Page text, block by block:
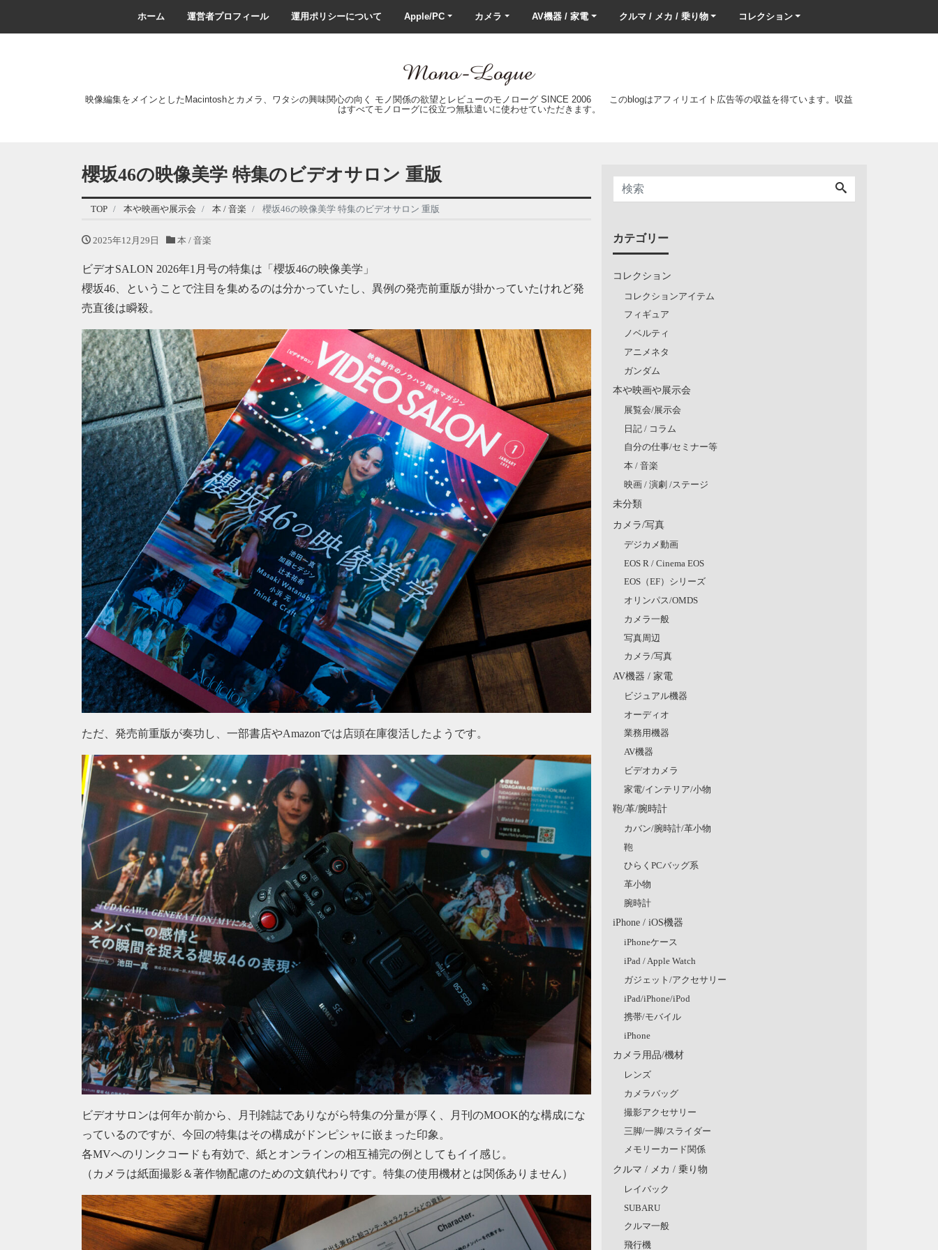
ホーム 運営者プロフィール 運用ポリシーについて Apple/PC カメラ AV機器 / 家電 クルマ / メカ / 乗り物 コレクション
映像編集をメインとしたMacintoshとカメラ、ワタシの興味関心の向く モノ関係の欲望とレビューのモノローグ SINCE 2006 このblogはアフィリエイト広告等の収益を得ています。収益
はすべてモノローグに役立つ無駄遣いに使わせていただきます。
櫻坂46の映像美学 特集のビデオサロン 重版
TOP 本や映画や展示会 本 / 音楽 櫻坂46の映像美学 特集のビデオサロン 重版
2025年12月29日 本 / 音楽
ビデオSALON 2026年1月号の特集は「櫻坂46の映像美学」
櫻坂46、ということで注目を集めるのは分かっていたし、異例の発売前重版が掛かっていたけれど発
売直後は瞬殺。
ただ、発売前重版が奏功し、一部書店やAmazonでは店頭在庫復活したようです。
ビデオサロンは何年か前から、月刊雑誌でありながら特集の分量が厚く、月刊のMOOK的な構成にな
っているのですが、今回の特集はその構成がドンピシャに嵌まった印象。
各MVへのリンクコードも有効で、紙とオンラインの相互補完の例としてもイイ感じ。
（カメラは紙面撮影＆著作物配慮のための文鎮代わりです。特集の使用機材とは関係ありません）
カテゴリー
コレクション
コレクションアイテム
フィギュア
ノベルティ
アニメネタ
ガンダム
本や映画や展示会
展覧会/展示会
日記 / コラム
自分の仕事/セミナー等
本 / 音楽
映画 / 演劇 /ステージ
未分類
カメラ/写真
デジカメ動画
EOS R / Cinema EOS
EOS（EF）シリーズ
オリンパス/OMDS
カメラ一般
写真周辺
カメラ/写真
AV機器 / 家電
ビジュアル機器
オーディオ
業務用機器
AV機器
ビデオカメラ
家電/インテリア/小物
鞄/革/腕時計
カバン/腕時計/革小物
鞄
ひらくPCバッグ系
革小物
腕時計
iPhone / iOS機器
iPhoneケース
iPad / Apple Watch
ガジェット/アクセサリー
iPad/iPhone/iPod
携帯/モバイル
iPhone
カメラ用品/機材
レンズ
カメラバッグ
撮影アクセサリー
三脚/一脚/スライダー
メモリーカード関係
クルマ / メカ / 乗り物
レイバック
SUBARU
クルマ一般
飛行機